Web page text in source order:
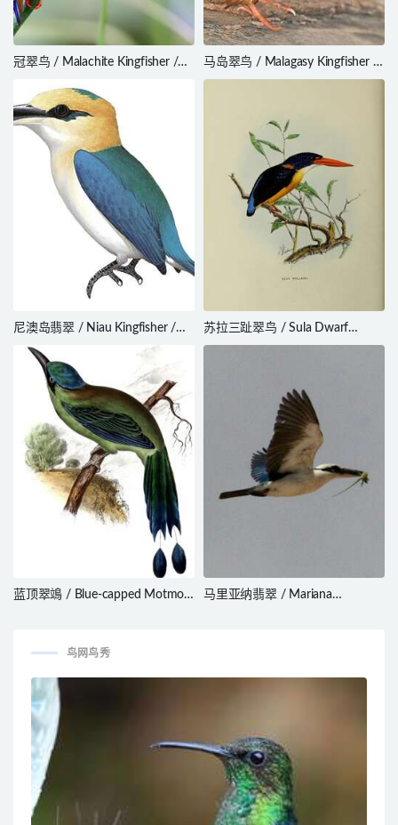
冠翠鸟 / Malachite Kingfisher /
马岛翠鸟 / Malagasy Kingfisher /
Corythornis vintsioides
尼澳岛翡翠 / Niau Kingfisher /
Todiramphus gertrudae
苏拉三趾翠鸟 / Sula Dwarf
Kingfisher / Ceyx wallacii
蓝顶翠鴗 / Blue-capped Motmot
马里亚纳翡翠 / Mariana
鸟网鸟秀